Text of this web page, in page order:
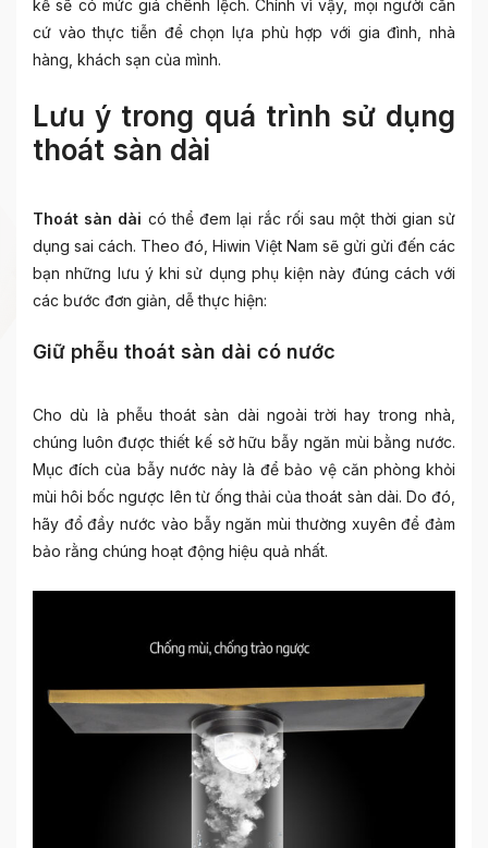
kế sẽ có mức giá chênh lệch. Chính vì vậy, mọi người căn
cứ vào thực tiễn để chọn lựa phù hợp với gia đình, nhà
hàng, khách sạn của mình.
Lưu ý trong quá trình sử dụng
thoát sàn dài
Thoát sàn dài có thể đem lại rắc rối sau một thời gian sử
dụng sai cách. Theo đó, Hiwin Việt Nam sẽ gửi gửi đến các
bạn những lưu ý khi sử dụng phụ kiện này đúng cách với
các bước đơn giản, dễ thực hiện:
Giữ phễu thoát sàn dài có nước
Cho dù là phễu thoát sàn dài ngoài trời hay trong nhà,
chúng luôn được thiết kế sở hữu bẫy ngăn mùi bằng nước.
Mục đích của bẫy nước này là để bảo vệ căn phòng khỏi
mùi hôi bốc ngược lên từ ống thải của thoát sàn dài. Do đó,
hãy đổ đầy nước vào bẫy ngăn mùi thường xuyên để đảm
bảo rằng chúng hoạt động hiệu quả nhất.